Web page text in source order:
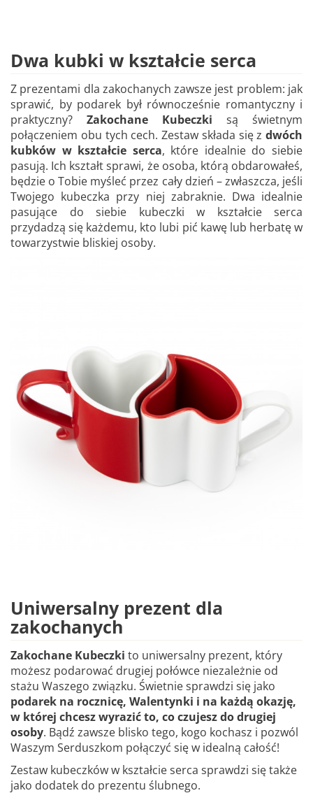
Dwa kubki w kształcie serca
Z prezentami dla zakochanych zawsze jest problem: jak
sprawić, by podarek był równocześnie romantyczny i
praktyczny? Zakochane Kubeczki są świetnym
połączeniem obu tych cech. Zestaw składa się z dwóch
kubków w kształcie serca, które idealnie do siebie
pasują. Ich kształt sprawi, że osoba, którą obdarowałeś,
będzie o Tobie myśleć przez cały dzień – zwłaszcza, jeśli
Twojego kubeczka przy niej zabraknie. Dwa idealnie
pasujące do siebie kubeczki w kształcie serca
przydadzą się każdemu, kto lubi pić kawę lub herbatę w
towarzystwie bliskiej osoby.
Uniwersalny prezent dla
zakochanych
Zakochane Kubeczki to uniwersalny prezent, który
możesz podarować drugiej połówce niezależnie od
stażu Waszego związku. Świetnie sprawdzi się jako
podarek na rocznicę, Walentynki i na każdą okazję,
w której chcesz wyrazić to, co czujesz do drugiej
osoby. Bądź zawsze blisko tego, kogo kochasz i pozwól
Waszym Serduszkom połączyć się w idealną całość!
Zestaw kubeczków w kształcie serca sprawdzi się także
jako dodatek do prezentu ślubnego.